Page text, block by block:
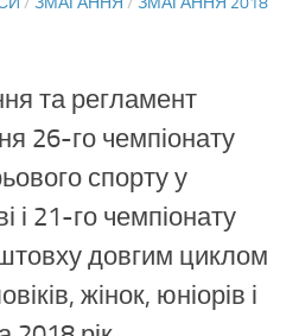
та регламент
26-го чемпіонату
спорту у
і 21-го чемпіонату
довгим циклом
жінок, юніорів і